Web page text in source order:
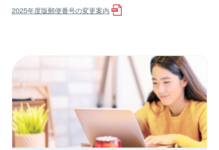
2025年度版郵便番号の変更案内